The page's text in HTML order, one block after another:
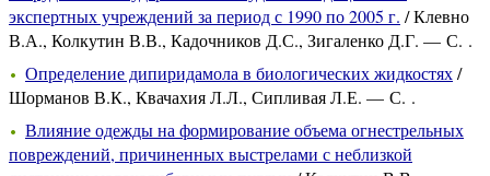
экспертных учреждений за период с 1990 по 2005 г. / Клевно
В.А., Колкутин В.В., Кадочников Д.С., Зигаленко Д.Г. — С. .
Определение дипиридамола в биологических жидкостях/
Шорманов В.К., Квачахия Л.Л., Сипливая Л.Е. — С. .
Влияние одежды на формирование объема огнестрельных
повреждений, причиненных выстрелами с неблизкой